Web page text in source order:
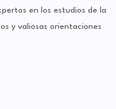
en los estudios de la
y valiosas orientaciones